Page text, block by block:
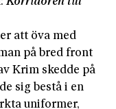
att öva med
på bred front
Krim skedde på
sig bestå i en
uniformer,